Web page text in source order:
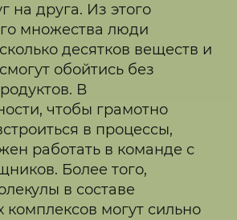
на друга. Из этого
множества люди
десятков веществ и
обойтись без
В
чтобы грамотно
в процессы,
работать в команде с
Более того,
в составе
могут сильно